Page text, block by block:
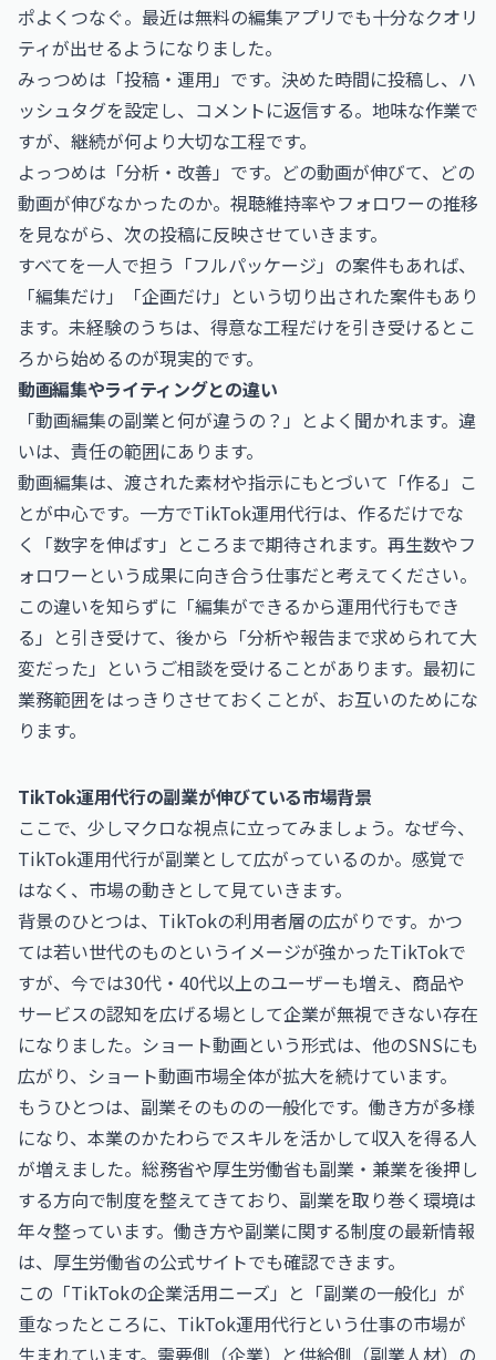
ポよくつなぐ。最近は無料の編集アプリでも十分なクオリ
ティが出せるようになりました。
みっつめは「投稿・運用」です。決めた時間に投稿し、ハ
ッシュタグを設定し、コメントに返信する。地味な作業で
すが、継続が何より大切な工程です。
よっつめは「分析・改善」です。どの動画が伸びて、どの
動画が伸びなかったのか。視聴維持率やフォロワーの推移
を見ながら、次の投稿に反映させていきます。
すべてを一人で担う「フルパッケージ」の案件もあれば、
「編集だけ」「企画だけ」という切り出された案件もあり
ます。未経験のうちは、得意な工程だけを引き受けるとこ
ろから始めるのが現実的です。
動画編集やライティングとの違い
「動画編集の副業と何が違うの？」とよく聞かれます。違
いは、責任の範囲にあります。
動画編集は、渡された素材や指示にもとづいて「作る」こ
とが中心です。一方でTikTok運用代行は、作るだけでな
く「数字を伸ばす」ところまで期待されます。再生数やフ
ォロワーという成果に向き合う仕事だと考えてください。
この違いを知らずに「編集ができるから運用代行もでき
る」と引き受けて、後から「分析や報告まで求められて大
変だった」というご相談を受けることがあります。最初に
業務範囲をはっきりさせておくことが、お互いのためにな
ります。
TikTok運用代行の副業が伸びている市場背景
ここで、少しマクロな視点に立ってみましょう。なぜ今、
TikTok運用代行が副業として広がっているのか。感覚で
はなく、市場の動きとして見ていきます。
背景のひとつは、TikTokの利用者層の広がりです。かつ
ては若い世代のものというイメージが強かったTikTokで
すが、今では30代・40代以上のユーザーも増え、商品や
サービスの認知を広げる場として企業が無視できない存在
になりました。ショート動画という形式は、他のSNSにも
広がり、ショート動画市場全体が拡大を続けています。
もうひとつは、副業そのものの一般化です。働き方が多様
になり、本業のかたわらでスキルを活かして収入を得る人
が増えました。総務省や厚生労働省も副業・兼業を後押し
する方向で制度を整えてきており、副業を取り巻く環境は
年々整っています。働き方や副業に関する制度の最新情報
は、 厚生労働省の公式サイトでも確認できます。
この「TikTokの企業活用ニーズ」と「副業の一般化」が
重なったところに、TikTok運用代行という仕事の市場が
生まれています。需要側（企業）と供給側（副業人材）の